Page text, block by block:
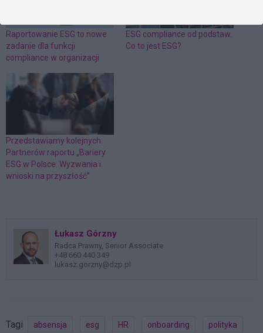
Raportowanie ESG to nowe
zadanie dla funkcji
compliance w organizacji
ESG compliance od podstaw.
Co to jest ESG?
Przedstawiamy kolejnych
Partnerów raportu „Bariery
ESG w Polsce. Wyzwania i
wnioski na przyszłość”
Łukasz Górzny
Radca Prawny, Senior Associate
+48 660 440 349
lukasz.gorzny@dzp.pl
Tagi absensja esg HR onboarding polityka